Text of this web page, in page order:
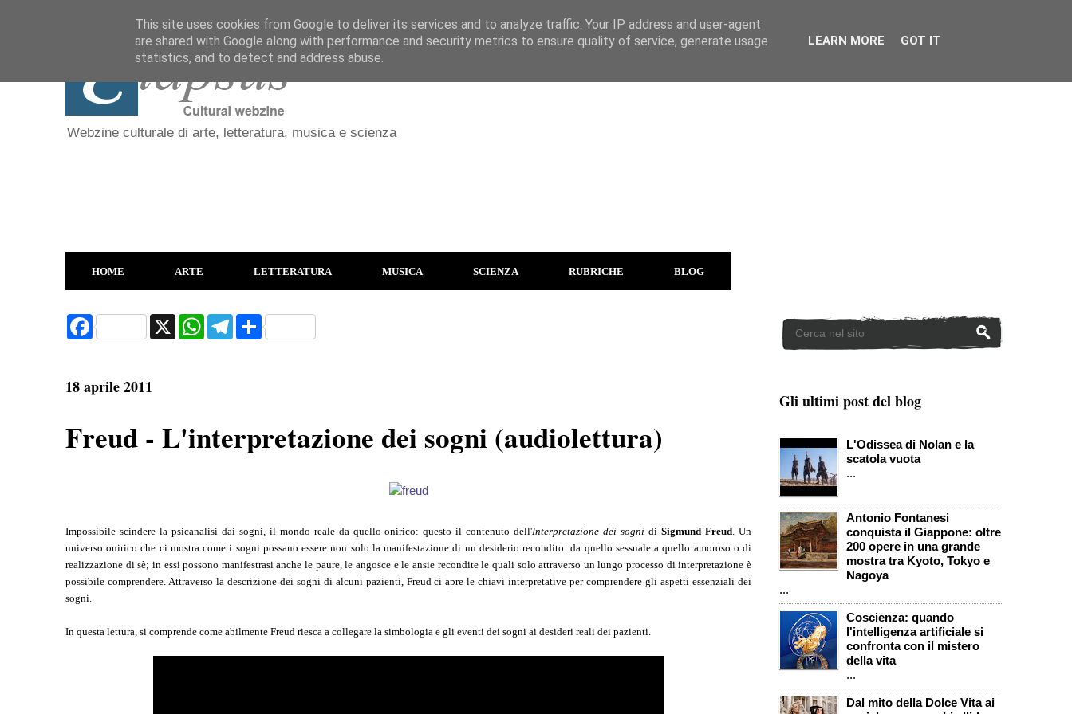
Webzine culturale di arte, letteratura, musica e scienza
HOME ARTE LETTERATURA MUSICA SCIENZA RUBRICHE BLOG
F
a
o
o
X
W
T
S
h
18 aprile 2011
Freud - L'interpretazione dei sogni (audiolettura)
Impossibile scindere la psicanalisi dai sogni, il mondo reale da quello onirico: questo il contenuto dell'Interpretazione dei sogni diSigmund Freud . Un
universo onirico che ci mostra come i sogni possano essere non solo la manifestazione di un desiderio recondito: da quello sessuale a quello amoroso o di
realizzazione di sè; in essi possono manifestrasi anche le paure, le angosce e le ansie recondite le quali solo attraverso un lungo processo di interpretazione è
possibile comprendere. Attraverso la descrizione dei sogni di alcuni pazienti, Freud ci apre le chiavi interpretative per comprendere gli aspetti essenziali dei
sogni.
In questa lettura, si comprende come abilmente Freud riesca a collegare la simbologia e gli eventi dei sogni ai desideri reali dei pazienti.
Gli ultimi post del blog
L'Odissea di Nolan e la
scatola vuota
...
Antonio Fontanesi
conquista il Giappone: oltre
200 opere in una grande
mostra tra Kyoto, Tokyo e
Nagoya
...
Coscienza: quando
l'intelligenza artificiale si
confronta con il mistero
della vita
...
Dal mito della Dolce Vita ai
This site uses cookies from Google to deliver its services and to analyze traffic. Your IP address and user-agent
are shared with Google along with performance and security metrics to ensure quality of service, generate usage
statistics, and to detect and address abuse.
LEARN MORE GOT IT